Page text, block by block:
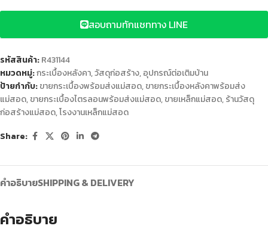
สอบถามทักแชททาง LINE
รหัสสินค้า:R431144
หมวดหมู่:กระเบื้องหลังคา,วัสดุก่อสร้าง,อุปกรณ์ต่อเติมบ้าน
ป้ายกำกับ:ขายกระเบื้องพร้อมส่งแม่สอด,ขายกระเบื้องหลังคาพร้อมส่ง
แม่สอด,ขายกระเบื้องไตรลอนพร้อมส่งแม่สอด,ขายเหล็กแม่สอด,ร้านวัสดุ
ก่อสร้างแม่สอด,โรงงานเหล็กแม่สอด
Share:
คำอธิบายSHIPPING & DELIVERY
คำอธิบาย